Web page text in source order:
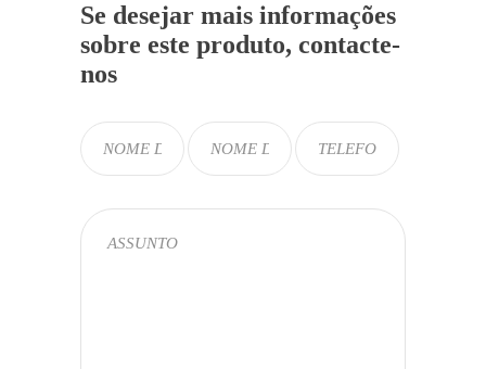
Se desejar mais informações
sobre este produto, contacte-
nos